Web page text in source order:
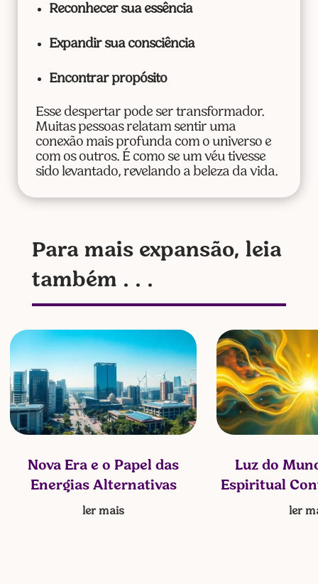
Reconhecer sua essência
Expandir sua consciência
Encontrar propósito
Esse despertar pode ser transformador.
Muitas pessoas relatam sentir uma
conexão mais profunda com o universo e
com os outros. É como se um véu tivesse
sido levantado, revelando a beleza da vida.
Para mais expansão, leia
também . . .
Nova Era e o Papel das
Energias Alternativas
ler mais
Luz do
Espiritual
ler